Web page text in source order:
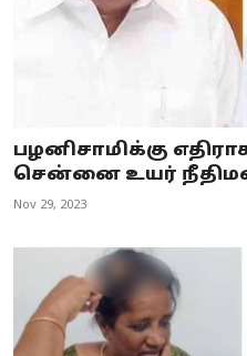
பழனிசாமிக்கு
சென்னை உயர்
Nov 29, 2023